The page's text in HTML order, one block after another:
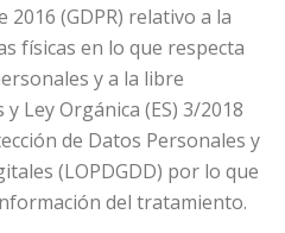
2016 (GDPR) relativo a la
físicas en lo que respecta
y a la libre
Ley Orgánica (ES) 3/2018
de Datos Personales y
(LOPDGDD) por lo que
del tratamiento.